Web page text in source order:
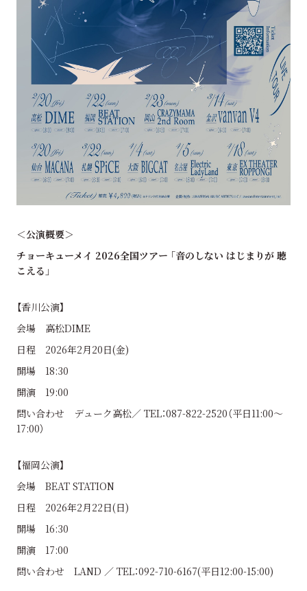
＜公演概要＞
チョーキューメイ 2026全国ツアー ｢音のしない はじまりが 聴
こえる｣
【香川公演】
会場 高松DIME
日程 2026年2月20日(金)
開場 18:30
開演 19:00
問い合わせ デューク高松／ TEL：087-822-2520（平日11:00〜
17:00）
【福岡公演】
会場 BEAT STATION
日程 2026年2月22日(日)
開場 16:30
開演 17:00
問い合わせ LAND ／ TEL：092-710-6167(平日12:00-15:00)